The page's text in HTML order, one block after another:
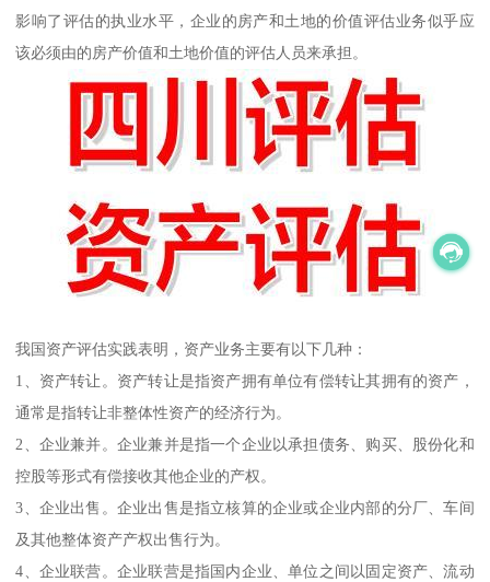
影响了评估的执业水平，企业的房产和土地的价值评估业务似乎应
该必须由的房产价值和土地价值的评估人员来承担。
我国资产评估实践表明，资产业务主要有以下几种：
1、资产转让。资产转让是指资产拥有单位有偿转让其拥有的资产，
通常是指转让非整体性资产的经济行为。
2、企业兼并。企业兼并是指一个企业以承担债务、购买、股份化和
控股等形式有偿接收其他企业的产权。
3、企业出售。企业出售是指立核算的企业或企业内部的分厂、车间
及其他整体资产产权出售行为。
4、企业联营。企业联营是指国内企业、单位之间以固定资产、流动